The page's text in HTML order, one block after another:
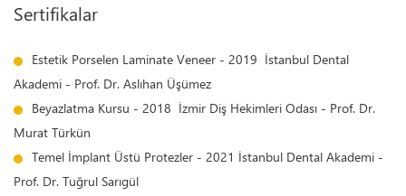
Sertifikalar
Estetik Porselen Laminate Veneer - 2019 İstanbul Dental
Akademi - Prof. Dr. Aslıhan Üşümez
Beyazlatma Kursu - 2018 İzmir Diş Hekimleri Odası - Prof. Dr.
Murat Türkün
Temel İmplant Üstü Protezler - 2021 İstanbul Dental Akademi -
Prof. Dr. Tuğrul Sarıgül